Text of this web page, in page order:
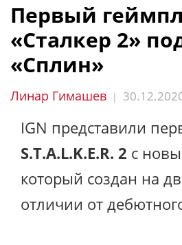
Первый
«Сталкер 2»
«Сплин»
Линар Гимашев |
IGN представили
S.T.A.L.K.E.R. 2 с
который создан на
отличии от